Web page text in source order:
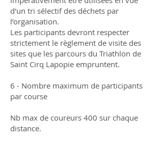
d'un tri sélectif des déchets par
l’organisation.
Les participants devront respecter
strictement le règlement de visite des
sites que les parcours du Triathlon de
Saint Cirq Lapopie empruntent.
6 - Nombre maximum de participants
par course
Nb max de coureurs 400 sur chaque
distance.